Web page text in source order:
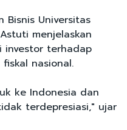
Bisnis Universitas
menjelaskan
investor terhadap
nasional.
ke Indonesia dan
terdepresiasi," ujar